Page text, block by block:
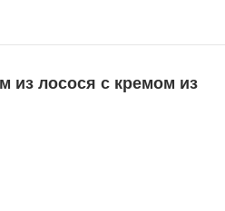
из лосося с кремом из